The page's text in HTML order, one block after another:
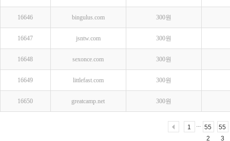
16646 bingulus.com 300원
16647 jsntw.com 300원
16648 sexonce.com 300원
16649 littlefast.com 300원
16650 greatcamp.net 300원
1 ... 55
2
55
3